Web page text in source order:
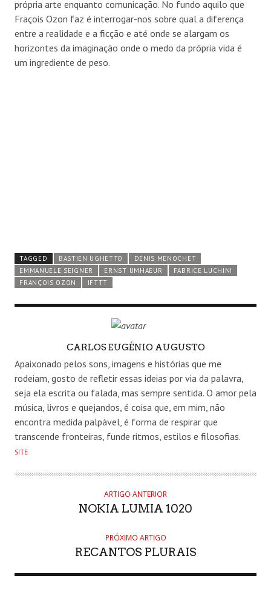
própria arte enquanto comunicação. No fundo aquilo que
Fraçois Ozon faz é interrogar-nos sobre qual a diferença
entre a realidade e a ficção e até onde se alargam os
horizontes da imaginação onde o medo da própria vida é
um ingrediente de peso.
TAGGED BASTIEN UGHETTO
DÉNIS MENOCHET
EMMANUELE SEIGNER
ERNST UMHAEUR
FABRICE LUCHINI
FRANÇOIS OZON
IFTTT
AUTHORCARLOS EUGÉNIO AUGUSTO
Apaixonado pelos sons, imagens e histórias que me
rodeiam, gosto de refletir essas ideias por via da palavra,
seja ela escrita ou falada, mas sempre sentida. O amor pela
música, livros e quejandos, é coisa que, em mim, não
encontra medida palpável, é forma de respirar que
transcende fronteiras, funde ritmos, estilos e filosofias.
SITE
ARTIGO ANTERIOR
NOKIA LUMIA 1020
PRÓXIMO ARTIGO
RECANTOS PLURAIS